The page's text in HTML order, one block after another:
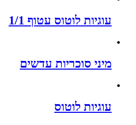
עוגיות לוטוס עטוף 1/1
מיני סוכריות עדשים
עוגיות לוטוס